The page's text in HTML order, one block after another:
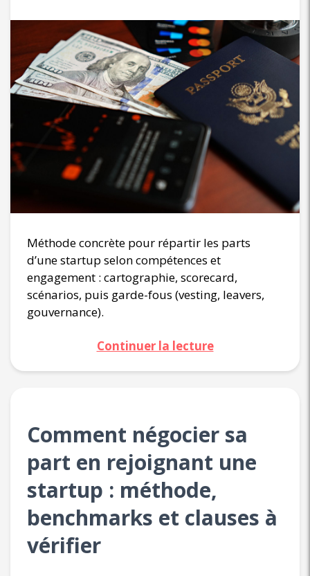
Méthode concrète pour répartir les parts
d’une startup selon compétences et
engagement : cartographie, scorecard,
scénarios, puis garde-fous (vesting, leavers,
gouvernance).
Continuer la lecture
Comment négocier sa
part en rejoignant une
startup : méthode,
benchmarks et clauses à
vérifier